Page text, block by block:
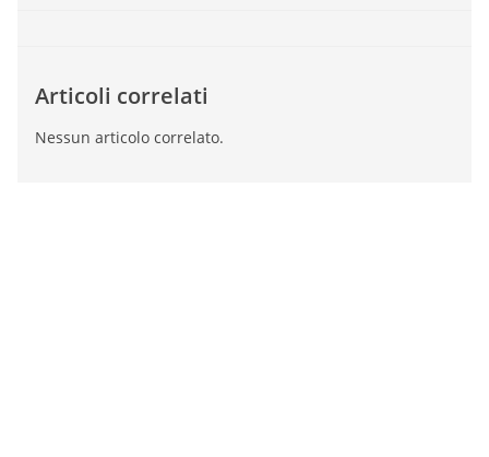
Articoli correlati
Nessun articolo correlato.